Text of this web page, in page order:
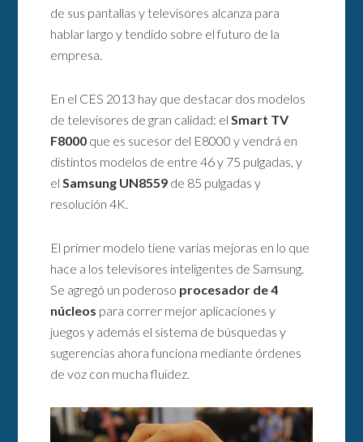
de sus pantallas y televisores alcanza para
hablar largo y tendido sobre el futuro de la
empresa.
En el CES 2013 hay que destacar dos modelos
de televisores de gran calidad: el Smart TV
F8000 que es sucesor del E8000 y vendrá en
distintos modelos de entre 46 y 75 pulgadas, y
el Samsung UN8559 de 85 pulgadas y
resolución 4K.
El primer modelo tiene varias mejoras en lo que
hace a los televisores inteligentes de Samsung.
Se agregó un poderoso procesador de 4
núcleos para correr mejor aplicaciones y
juegos y además el sistema de búsquedas y
sugerencias ahora funciona mediante órdenes
de voz con mucha fluidez.